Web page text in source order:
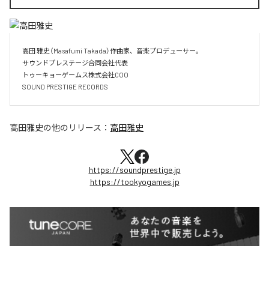
高田 雅史（Masafumi Takada）作曲家、音楽プロデューサー。
サウンドプレステージ合同会社代表
トゥーキョーゲームス株式会社COO
SOUND PRESTIGE RECORDS
高田雅史の他のリリース： 高田雅史
https://soundprestige.jp
https://tookyogames.jp